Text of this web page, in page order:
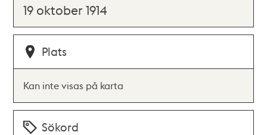
19 oktober 1914
Plats
Kan inte visas på karta
Sökord